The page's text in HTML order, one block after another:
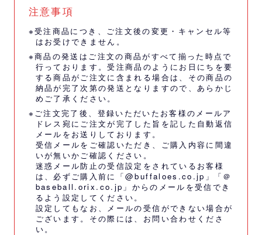
注意事項
※受注商品につき、ご注文後の変更・キャンセル等
はお受けできません。
※商品の発送はご注文の商品がすべて揃った時点で
行っております。受注商品のようにお日にちを要
する商品がご注文に含まれる場合は、その商品の
納品が完了次第の発送となりますので、あらかじ
めご了承ください。
※ご注文完了後、登録いただいたお客様のメールア
ドレス宛にご注文が完了した旨を記した自動返信
メールをお送りしております。
受信メールをご確認いただき、ご購入内容に間違
いが無いかご確認ください。
迷惑メール防止の受信設定をされているお客様
は、必ずご購入前に「@buffaloes.co.jp」「＠
baseball.orix.co.jp」からのメールを受信でき
るよう設定してください。
設定してもなお、メールの受信ができない場合が
ございます。その際には、 お問い合わせくださ
い。